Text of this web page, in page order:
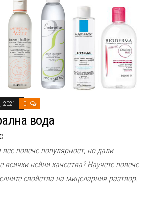
2021 0
вода
все повече популярност, но дали
всички нейни качества? Научете повече
свойства на мицеларния разтвор.